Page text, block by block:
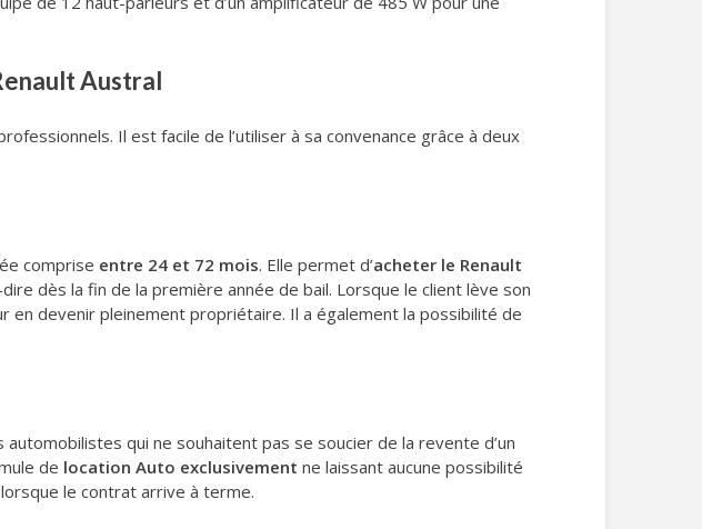
Austral
Il est facile de l’utiliser à sa convenance grâce à deux
comprise entre 24 et 72 mois. Elle permet d’acheter le Renault
dès la fin de la première année de bail. Lorsque le client lève son
en devenir pleinement propriétaire. Il a également la possibilité de
qui ne souhaitent pas se soucier de la revente d’un
de location Auto exclusivement ne laissant aucune possibilité
le contrat arrive à terme.